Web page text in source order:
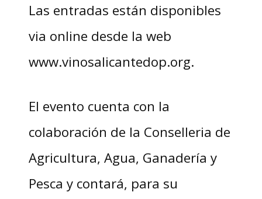
Las entradas están disponibles
via online desde la web
www.vinosalicantedop.org.
El evento cuenta con la
colaboración de la Conselleria de
Agricultura, Agua, Ganadería y
Pesca y contará, para su